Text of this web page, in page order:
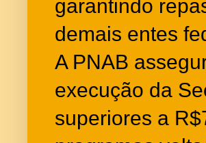
garantindo
demais entes
A PNAB
execução da
superiores a